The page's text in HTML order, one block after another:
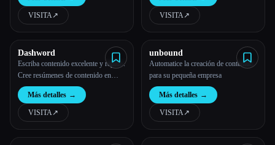
VISITA↗︎ VISITA↗︎
Dashword
Escriba contenido excelente y rápido.
Cree resúmenes de contenido en
poco tiempo y optimice su contenido
para SEO.
Más detalles →
VISITA↗︎
unbound
Automatice la creación de contenido
para su pequeña empresa
Más detalles →
VISITA↗︎